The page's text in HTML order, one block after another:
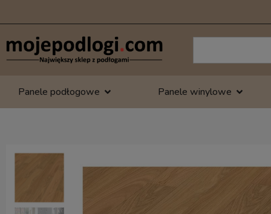
Panele podłogowe Panele winylowe